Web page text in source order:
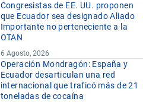
Congresistas de EE. UU. proponen
que Ecuador sea designado Aliado
Importante no perteneciente a la
OTAN
6 Agosto, 2026
Operación Mondragón: España y
Ecuador desarticulan una red
internacional que traficó más de 21
toneladas de cocaína